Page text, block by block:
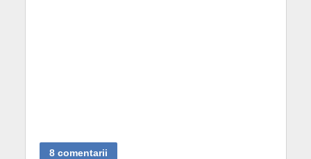
8 comentarii